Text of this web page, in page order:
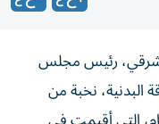
رئيس مجلس
البدنية، نخبة من